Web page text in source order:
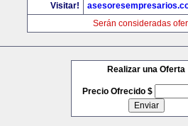
Visitar!
Serán consideradas
Realizar una Oferta
Precio Ofrecido $